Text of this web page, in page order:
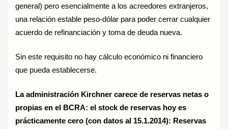
general) pero esencialmente a los acreedores extranjeros,
una relación estable peso-dólar para poder cerrar cualquier
acuerdo de refinanciación y toma de deuda nueva.
Sin este requisito no hay cálculo económico ni financiero
que pueda establecerse.
La administración Kirchner carece de reservas netas o
propias en el BCRA: el stock de reservas hoy es
prácticamente cero (con datos al 15.1.2014): Reservas